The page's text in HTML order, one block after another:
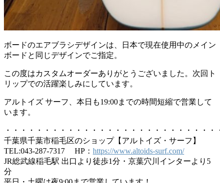
ボードのエアブラシデザインは、日本で現在使用中のメイン
ボードと同じデザインでご指定。
この度はカスタムオーダーありがとうございました。次回ト
リップでの活躍楽しみにしています。
アルトイズ サーフ、本日も19:00までの時間短縮で営業して
います。
・・・・・・・・・・・・・・・・・・・・・・・・・・
千葉県千葉市稲毛区のショップ【アルトイズ・サーフ】
TEL:043-287-7317 HP： https://www.altoids-surf.com/
JR総武線稲毛駅 出口より徒歩1分・京葉穴川インターより5
分